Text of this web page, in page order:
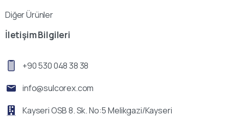
Diğer Ürünler
İletişim Bilgileri
+90 530 048 38 38
info@sulcorex.com
Kayseri OSB 8. Sk. No:5 Melikgazi/Kayseri